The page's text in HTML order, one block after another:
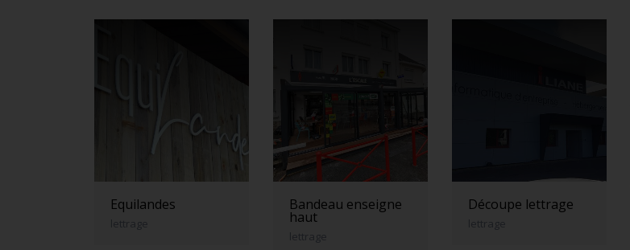
Equilandes
lettrage
Bandeau enseigne
haut
lettrage
Découpe lettrage
lettrage